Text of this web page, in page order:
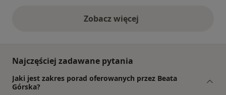
Zobacz więcejopinie powyżej
Najczęściej zadawane pytania
Jaki jest zakres porad oferowanych przez Beata
Górska?